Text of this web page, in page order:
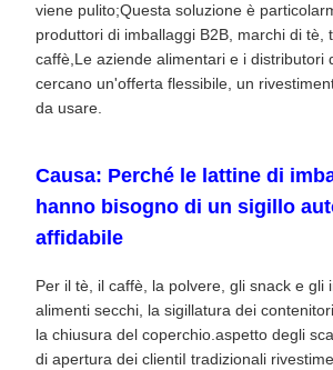
viene pulito;Questa soluzione è
produttori di imballaggi B2B, marchi di tè,
caffè,Le aziende alimentari e i distributori
cercano un'offerta flessibile, un
da usare.
Causa: Perché le lattine di
hanno bisogno di un sigillo
affidabile
Per il tè, il caffè, la polvere, gli snack e gli
alimenti secchi, la sigillatura dei
la chiusura del coperchio.aspetto degli
di apertura dei clientiI tradizionali